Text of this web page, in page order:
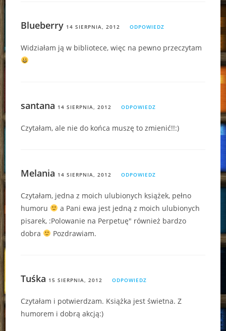
Blueberry 14 SIERPNIA, 2012 ODPOWIEDZ
Widziałam ją w bibliotece, więc na pewno przeczytam
santana 14 SIERPNIA, 2012 ODPOWIEDZ
Czytałam, ale nie do końca muszę to zmienić!!:)
Melania 14 SIERPNIA, 2012 ODPOWIEDZ
Czytałam, jedna z moich ulubionych książek, pełno
humoru
a Pani ewa jest jedną z moich ulubionych
pisarek, :Polowanie na Perpetuę" również bardzo
dobra
Pozdrawiam.
Tuśka 15 SIERPNIA, 2012 ODPOWIEDZ
Czytałam i potwierdzam. Książka jest świetna. Z
humorem i dobrą akcją:)